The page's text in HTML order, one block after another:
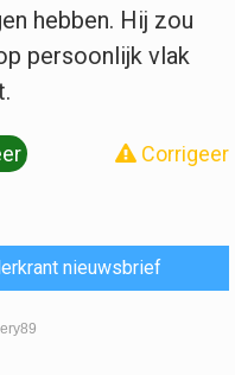
hebben. Hij zou
persoonlijk vlak
Corrigeer
nieuwsbrief